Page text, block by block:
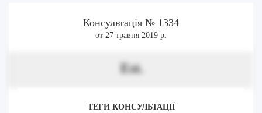
Консультація № 1334
от 27 травня 2019 р.
Est.
ТЕГИ КОНСУЛЬТАЦІЇ